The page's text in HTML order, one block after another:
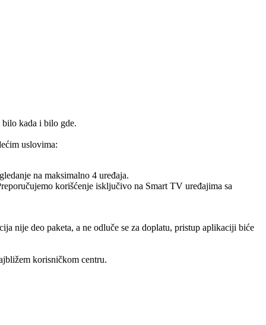
kada i bilo gde.
uslovima:
na maksimalno 4 uređaja.
korišćenje isključivo na Smart TV uređajima sa
nije deo paketa, a ne odluče se za doplatu, pristup aplikaciji biće
korisničkom centru.